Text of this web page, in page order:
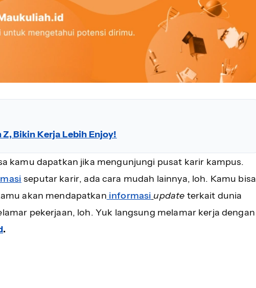
Bikin Kerja Lebih Enjoy!
kamu dapatkan jika mengunjungi pusat karir kampus.
seputar karir, ada cara mudah lainnya, loh. Kamu bisa
akan mendapatkan informasi update terkait dunia
pekerjaan, loh. Yuk langsung melamar kerja dengan
.